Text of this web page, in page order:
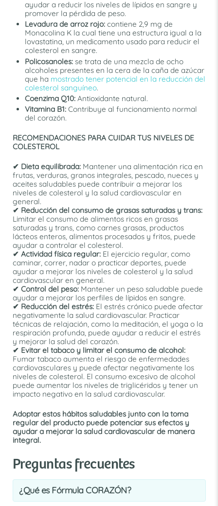
ayudar a reducir los niveles de lípidos en sangre y
promover la pérdida de peso.
Levadura de arroz rojo: contiene 2,9 mg de
Monacolina K la cual tiene una estructura igual a la
lovastatina, un medicamento usado para reducir el
colesterol en sangre.
Policosanoles: se trata de una mezcla de ocho
alcoholes presentes en la cera de la caña de azúcar
que ha mostrado tener potencial en la reducción del
colesterol sanguíneo.
Coenzima Q10: Antioxidante natural.
Vitamina B1: Contribuye al funcionamiento normal
del corazón.
RECOMENDACIONES PARA CUIDAR TUS NIVELES DE
COLESTEROL
✔ Dieta equilibrada:Mantener una alimentación rica en
frutas, verduras, granos integrales, pescado, nueces y
aceites saludables puede contribuir a mejorar los
niveles de colesterol y la salud cardiovascular en
general.
✔ Reducción del consumo de grasas saturadas y trans:
Limitar el consumo de alimentos ricos en grasas
saturadas y trans, como carnes grasas, productos
lácteos enteros, alimentos procesados y fritos, puede
ayudar a controlar el colesterol.
✔ Actividad física regular:El ejercicio regular, como
caminar, correr, nadar o practicar deportes, puede
ayudar a mejorar los niveles de colesterol y la salud
cardiovascular en general.
✔ Control del peso:Mantener un peso saludable puede
ayudar a mejorar los perfiles de lípidos en sangre.
✔ Reducción del estrés:El estrés crónico puede afectar
negativamente la salud cardiovascular. Practicar
técnicas de relajación, como la meditación, el yoga o la
respiración profunda, puede ayudar a reducir el estrés
y mejorar la salud del corazón.
✔ Evitar el tabaco y limitar el consumo de alcohol:
Fumar tabaco aumenta el riesgo de enfermedades
cardiovasculares y puede afectar negativamente los
niveles de colesterol. El consumo excesivo de alcohol
puede aumentar los niveles de triglicéridos y tener un
impacto negativo en la salud cardiovascular.
Adoptar estos hábitos saludables junto con la toma
regular del producto puede potenciar sus efectos y
ayudar a mejorar la salud cardiovascular de manera
integral.
Preguntas frecuentes
¿Qué es Fórmula CORAZÓN?